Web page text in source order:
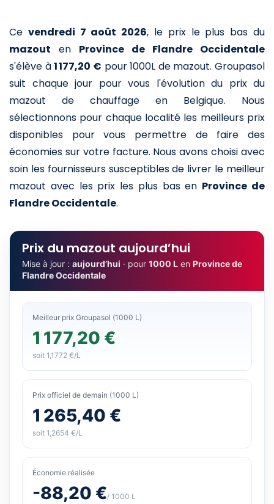
Ce vendredi 7 août 2026, le prix le plus bas du
mazout en Province de Flandre Occidentale
s'élève à1 177,20 € pour 1000L de mazout. Groupasol
suit chaque jour pour vous l'évolution du prix du
mazout de chauffage en Belgique. Nous
sélectionnons pour chaque localité les meilleurs prix
disponibles pour vous permettre de faire des
économies sur votre facture. Nous avons choisi avec
soin les fournisseurs susceptibles de livrer le meilleur
mazout avec les prix les plus bas en Province de
Flandre Occidentale.
Prix du mazout aujourd’hui
Mise à jour : aujourd’hui · pour 1000 L en Province de
Flandre Occidentale
Meilleur prix Groupasol (1000 L)
1 177,20 €
soit 1,1772 €/L
Prix officiel de demain (1000 L)
1 265,40 €
soit 1,2654 €/L
Économie réalisée
-88,20 €/ 1000 L